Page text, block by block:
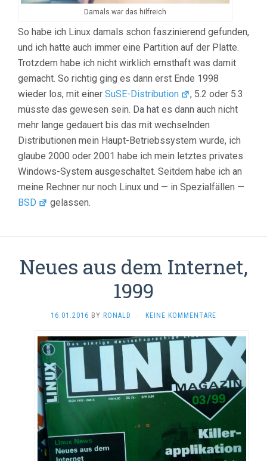
Damals war das hilfreich
So habe ich Linux damals schon faszinierend gefunden,
und ich hatte auch immer eine Partition auf der Platte.
Trotzdem habe ich nicht wirklich ernsthaft was damit
gemacht. So richtig ging es dann erst Ende 1998
wieder los, mit einer SuSE-Distribution
, 5.2 oder 5.3
müsste das gewesen sein. Da hat es dann auch nicht
mehr lange gedauert bis das mit wechselnden
Distributionen mein Haupt-Betriebssystem wurde, ich
glaube 2000 oder 2001 habe ich mein letztes privates
Windows-System ausgeschaltet. Seitdem habe ich an
meine Rechner nur noch Linux und — in Spezialfällen —
BSD
gelassen.
Neues aus dem Internet,
1999
16.01.2016 BY RONALD · KEINE KOMMENTARE